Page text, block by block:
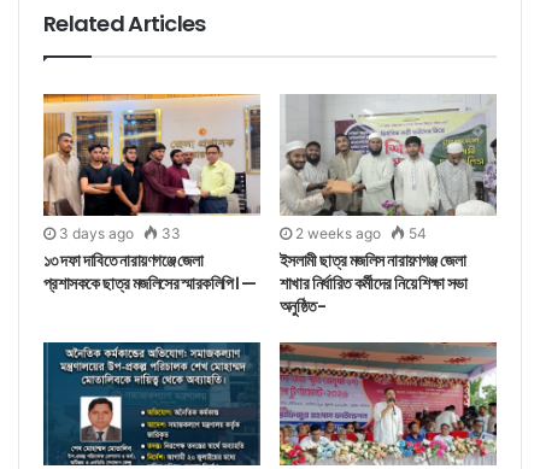
Related Articles
3 days ago 33
১৩ দফা দাবিতে নারায়ণগঞ্জে জেলা
প্রশাসককে ছাত্র মজলিসের স্মারকলিপি। —
2 weeks ago 54
ইসলামী ছাত্র মজলিস নারায়ণগঞ্জ জেলা
শাখার নির্ধারিত কর্মীদের নিয়ে শিক্ষা সভা
অনুষ্ঠিত-